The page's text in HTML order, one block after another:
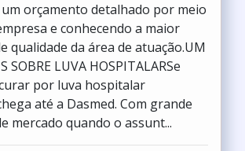
orçamento detalhado por meio
e conhecendo a maior
qualidade da área de atuação.UM
SOBRE LUVA HOSPITALARSe
por luva hospitalar
até a Dasmed. Com grande
mercado quando o assunt...